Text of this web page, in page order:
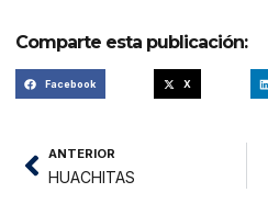
Comparte esta publicación:
Facebook X
ANTERIOR
HUACHITAS